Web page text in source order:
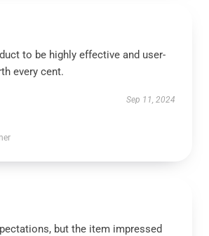
to be highly effective and user-
every cent.
Sep 11, 2024
but the item impressed